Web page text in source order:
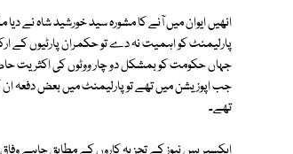
انھیں ایوان میں آنے کا مشورہ سید خورشید شاہ
پارلیمنٹ کو اہمیت نہ دے تو حکمران پارٹیوں کے
جہاں حکومت کو بمشکل دو چار ووٹوں کی اکثریت
جب اپوزیشن میں تھے تو پارلیمنٹ میں بعض دفعہ ان
تھے۔